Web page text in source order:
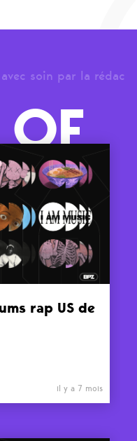
soin par la rédac
OF
rap US de
il y a 7 mois